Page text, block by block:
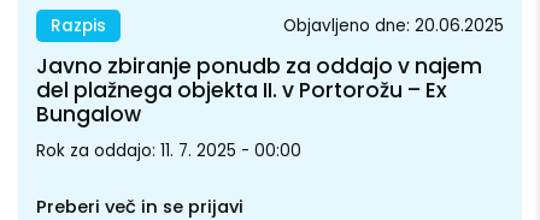
Razpis Objavljeno dne: 20.06.2025
Javno zbiranje ponudb za oddajo v najem
del plažnega objekta II. v Portorožu – Ex
Bungalow
Rok za oddajo: 11. 7. 2025 - 00:00
Preberi več in se prijavi